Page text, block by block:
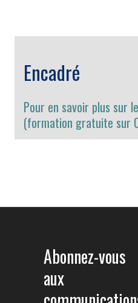
Encadré
Pour en savoir plus sur
(formation gratuite sur
Abonnez-vous
aux